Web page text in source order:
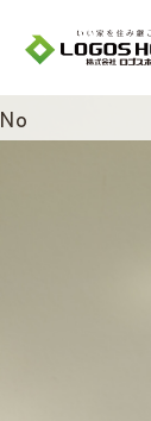
Cookie を
No